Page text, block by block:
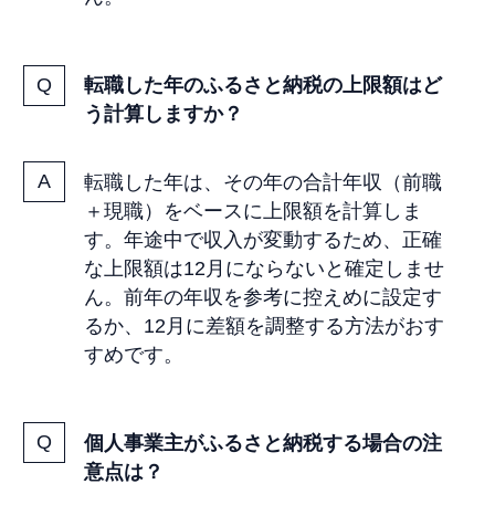
転職した年のふるさと納税の上限額はど
う計算しますか？
転職した年は、その年の合計年収（前職
＋現職）をベースに上限額を計算しま
す。年途中で収入が変動するため、正確
な上限額は12月にならないと確定しませ
ん。前年の年収を参考に控えめに設定す
るか、12月に差額を調整する方法がおす
すめです。
個人事業主がふるさと納税する場合の注
意点は？